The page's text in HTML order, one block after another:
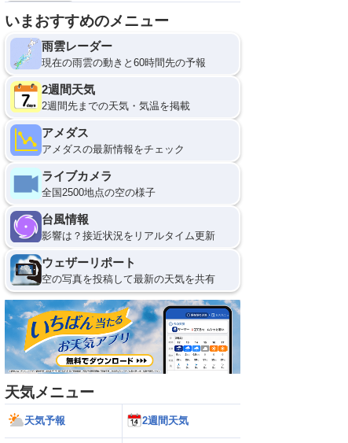
いまおすすめのメニュー
雨雲レーダー
現在の雨雲の動きと60時間先の予報
2週間天気
2週間先までの天気・気温を掲載
アメダス
アメダスの最新情報をチェック
ライブカメラ
全国2500地点の空の様子
台風情報
影響は？接近状況をリアルタイム更新
ウェザーリポート
空の写真を投稿して最新の天気を共有
天気メニュー
天気予報 2週間天気